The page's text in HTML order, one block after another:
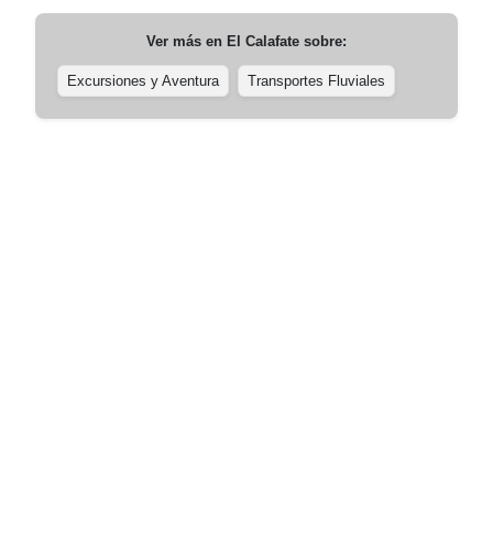
Ver más en El Calafate sobre:
Excursiones y Aventura Transportes Fluviales